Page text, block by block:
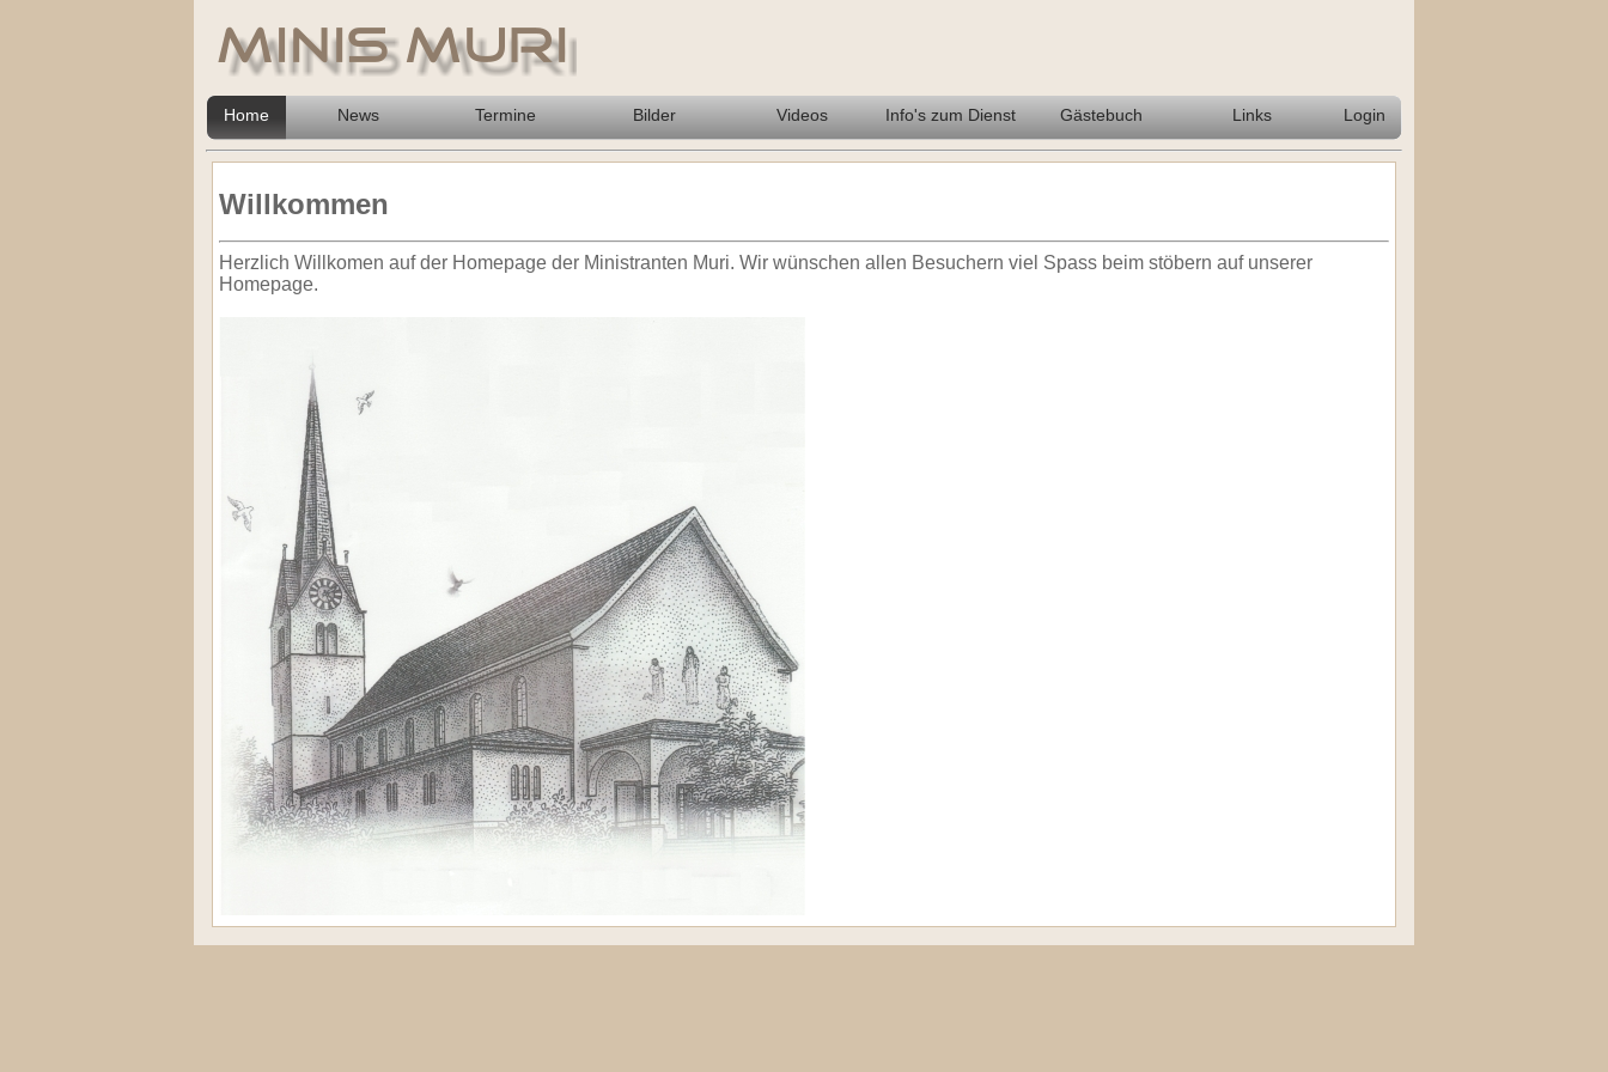
Home News Termine Bilder Videos Info's zum Dienst Gästebuch Links Login
Willkommen
Herzlich Willkomen auf der Homepage der Ministranten Muri. Wir wünschen allen Besuchern viel Spass beim stöbern auf unserer
Homepage.